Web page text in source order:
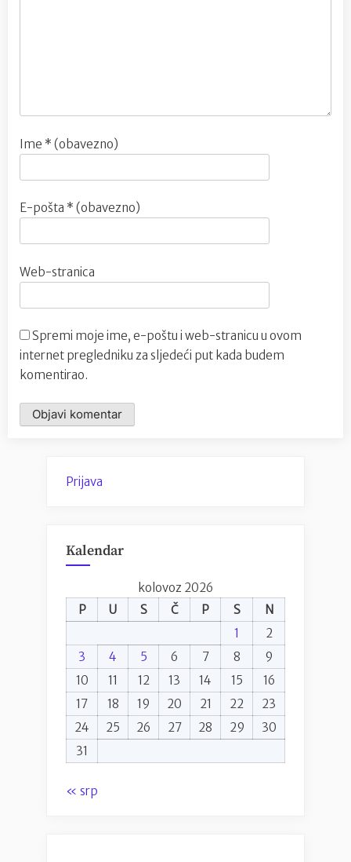
Ime * (obavezno)
E-pošta * (obavezno)
Web-stranica
Spremi moje ime, e-poštu i web-stranicu u ovom
internet pregledniku za sljedeći put kada budem
komentirao.
Prijava
Kalendar
kolovoz 2026
P
U S Č P S
N
1
2
3
4 5 6 7 8
9
10
11 12 13 14 15
16
17
18 19 20 21 22
23
24
25 26 27 28 29
30
31
« srp